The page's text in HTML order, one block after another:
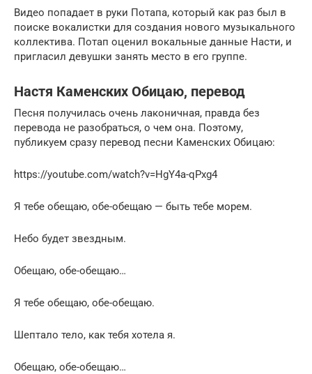
Видео попадает в руки Потапа, который как раз был в
поиске вокалистки для создания нового музыкального
коллектива. Потап оценил вокальные данные Насти, и
пригласил девушки занять место в его группе.
Настя Каменских Обицаю, перевод
Песня получилась очень лаконичная, правда без
перевода не разобраться, о чем она. Поэтому,
публикуем сразу перевод песни Каменских Обицаю:
https://youtube.com/watch?v=HgY4a-qPxg4
Я тебе обещаю, обе-обещаю — быть тебе морем.
Небо будет звездным.
Обещаю, обе-обещаю…
Я тебе обещаю, обе-обещаю.
Шептало тело, как тебя хотела я.
Обещаю, обе-обещаю…